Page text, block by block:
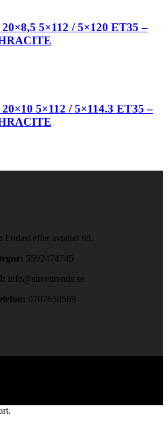
5×112 / 5×120 ET35 –
5×112 / 5×114.3 ET35 –
Endast efter avtalad tid.
5592474745
info@streettrends.se
0707658569